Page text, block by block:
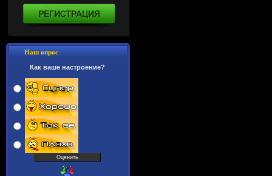
Наш опрос
Как ваше настроение?